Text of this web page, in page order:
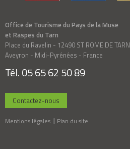
Office de Tourisme du Pays de la Muse
et Raspes du Tarn
Place du Ravelin - 12490 ST ROME DE TARN
Aveyron - Midi-Pyrénées - France
Tél. 05 65 62 50 89
Contactez-nous
Mentions légales Plan du site